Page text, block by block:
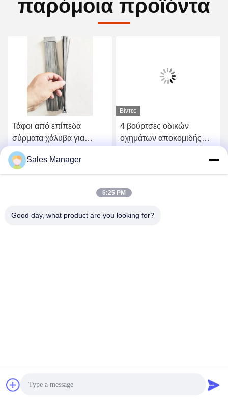
παρόμοια προϊόντα
Τάφοι από επίπεδα
σύρματα χάλυβα για
σκούπες στα χαντάκια
Πάρτε την καλύτερη τιμή
Βίντεο
4 βούρτσες οδικών
οχημάτων αποκομιδής
υδρορροών τμημάτων για
το όχημα αποκομιδής
απορριμμάτων Elgin
χιονιού Προμηθευτής. 2019-2026 Anhui Uniform Trading Co.Ltd Όλα τα
Sales Manager
6:25 PM
Good day, what product are you looking for?